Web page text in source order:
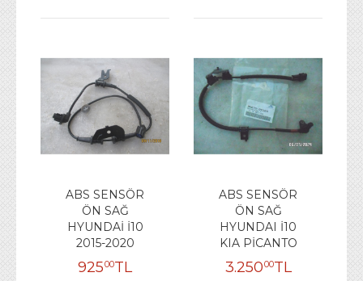
ABS SENSÖR
ÖN SAĞ
HYUNDAİ İ10
2015-2020
92500TL
ABS SENSÖR
ÖN SAĞ
HYUNDAI İ10
KIA PİCANTO
3.25000TL